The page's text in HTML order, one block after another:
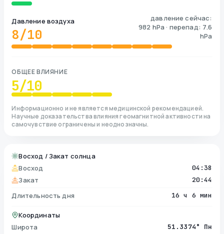
Давление воздуха
8/10
давление сейчас:
982 hPa · перепад: 7.6
hPa
ОБЩЕЕ ВЛИЯНИЕ
5/10
Информационно и не является медицинской рекомендацией.
Научные доказательства влияния геомагнитной активности на
самочувствие ограничены и неоднозначны.
Восход / Закат солнца
Восход
04:38
Закат 20:44
Длительность дня 16 ч 6 мин
Координаты
Широта
51.3374° Пн